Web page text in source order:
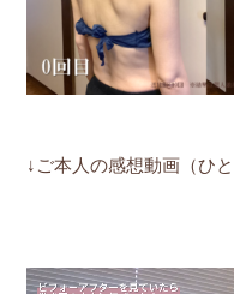
↓ご本人の感想動画（ひ